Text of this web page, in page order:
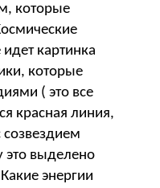
которые
картинка
которые
( это все
красная линия,
созвездием
это выделено
энергии